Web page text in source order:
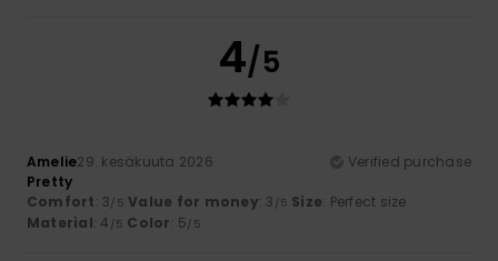
4/5
Amelie29. kesäkuuta 2026
Verified purchase
Pretty
Comfort: 3/5 Value for money: 3 /5 Size: Perfect size
Material: 4 /5 Color: 5/5